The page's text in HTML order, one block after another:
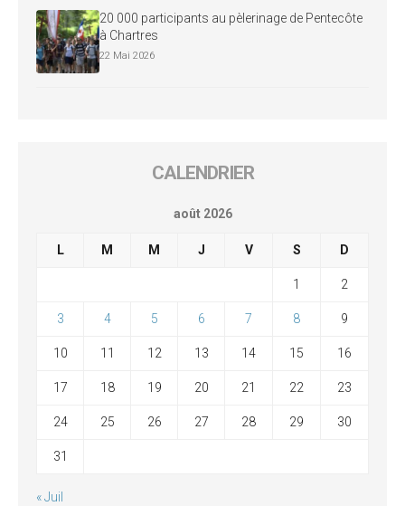
20 000 participants au pèlerinage de Pentecôte
à Chartres
22 Mai 2026
CALENDRIER
août 2026
L M M J V S D
1 2
3 4 5 6 7 8 9
10 11 12 13 14 15 16
17 18 19 20 21 22 23
24 25 26 27 28 29 30
31
« Juil